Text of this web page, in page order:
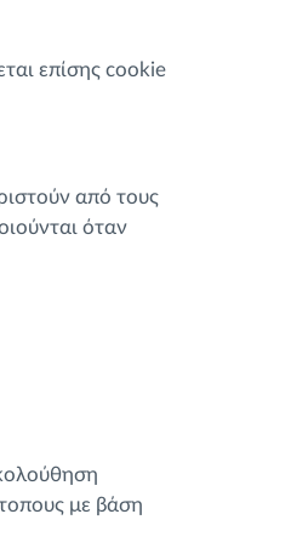
επίσης cookie
από τους
όταν
με βάση